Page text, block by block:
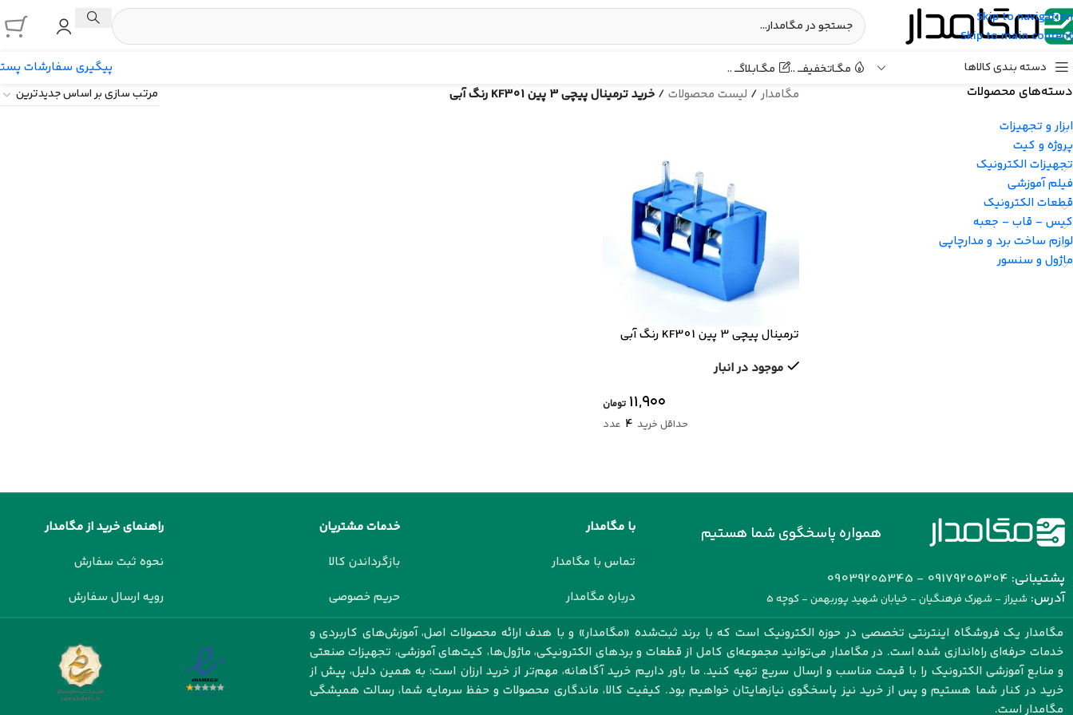
Skip to navigation
Skip to main content
دسته بندی کالاها مگـاتخفیفـــ .. مگـابـلاگـــ .. پیگیری سفارشات
دسته‌های محصولات
ابزار و تجهیزات
پروژه و کیت
تجهیزات الکترونیک
فیلم آموزشی
قطعات الکترونیک
کیس - قاب - جعبه
لوازم ساخت برد و مدارچاپی
ماژول و سنسور
مگامدار/ لیست محصولات /خرید ترمینال پیچی 3 پین KF301 رنگ آبی
ترمینال پیچی 3 پین KF301 رنگ آبی
موجود در انبار
۱۱,۹۰۰ تومان
حداقل خرید 4 عدد
همواره پاسخگوی شما هستیم
پشتیبانی: 09179205304 - 09039205345
آدرس: شیراز - شهرک فرهنگیان - خیابان شهید پوربهمن - کوچه 5
با مگامدار
تماس با مگامدار
درباره مگامدار
خدمات مشتریان
بازگرداندن کالا
حریم خصوصی
راهنمای خرید از مگامدار
نحوه ثبت سفارش
رویه ارسال سفارش
مگامدار یک فروشگاه اینترنتی تخصصی در حوزه الکترونیک است که با برند ثبت‌شده «مگامدار» و با هدف ارائه محصولات اصل، آموزش‌های کاربردی و
خدمات حرفه‌ای راه‌اندازی شده است. در مگامدار می‌توانید مجموعه‌ای کامل از قطعات و بردهای الکترونیکی، ماژول‌ها، کیت‌های آموزشی، تجهیزات صنعتی
و منابع آموزشی الکترونیک را با قیمت مناسب و ارسال سریع تهیه کنید. ما باور داریم خرید آگاهانه، مهم‌تر از خرید ارزان است؛ به همین دلیل، پیش از
خرید در کنار شما هستیم و پس از خرید نیز پاسخگوی نیازهایتان خواهیم بود. کیفیت کالا، ماندگاری محصولات و حفظ سرمایه شما، رسالت همیشگی
مگامدار است.